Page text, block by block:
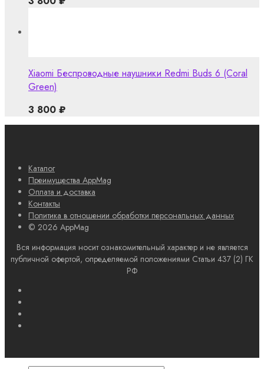
Xiaomi Беспроводные наушники Redmi Buds 6 (Coral
Green)
3 800 ₽
Каталог
Преимущества AppMag
Оплата и доставка
Контакты
Политика в отношении обработки персональных данных
© 2026 AppMag
Вся информация носит ознакомительный характер и не является
публичной офертой, определяемой положениями Статьи 437 (2) ГК
РФ